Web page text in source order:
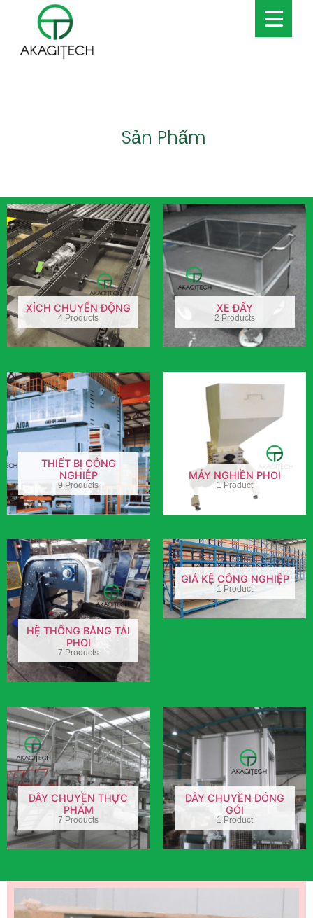
Sản Phẩm
XÍCH CHUYỂN ĐỘNG
4 Products
XE ĐẨY
2 Products
THIẾT BỊ CÔNG
NGHIỆP
9 Products
MÁY NGHIỀN PHOI
1 Product
HỆ THỐNG BĂNG TẢI
PHOI
7 Products
GIÁ KỆ CÔNG NGHIỆP
1 Product
DÂY CHUYỀN THỰC
PHẨM
7 Products
DÂY CHUYỀN ĐÓNG
GÓI
1 Product